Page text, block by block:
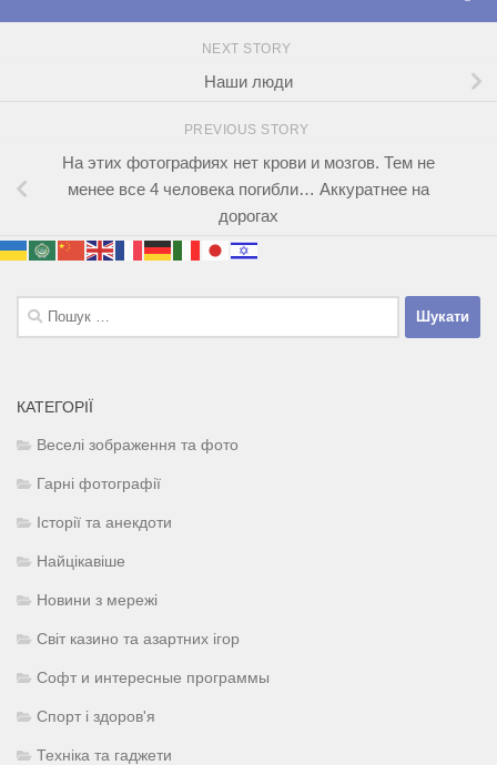
NEXT STORY
Наши люди
PREVIOUS STORY
На этих фотографиях нет крови и мозгов. Тем не
менее все 4 человека погибли… Аккуратнее на
дорогах
Пошук:
КАТЕГОРІЇ
Веселі зображення та фото
Гарні фотографії
Історії та анекдоти
Найцікавіше
Новини з мережі
Світ казино та азартних ігор
Софт и интересные программы
Спорт і здоров'я
Техніка та гаджети